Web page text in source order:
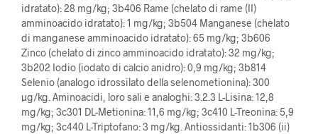
idratato): 28 mg/kg; 3b406 Rame (chelato di rame (II)
amminoacido idratato): 1 mg/kg; 3b504 Manganese (chelato
di manganese amminoacido idratato): 65 mg/kg; 3b606
Zinco (chelato di zinco amminoacido idratato): 32 mg/kg;
3b202 Iodio (iodato di calcio anidro): 0,9 mg/kg; 3b814
Selenio (analogo idrossilato della selenometionina): 300
µg/kg. Aminoacidi, loro sali e analoghi: 3.2.3 L-Lisina: 12,8
mg/kg; 3c301 DL-Metionina: 11,6 mg/kg; 3c410 L-Treonina: 5,9
mg/kg; 3c440 L-Triptofano: 3 mg/kg. Antiossidanti: 1b306 (ii)